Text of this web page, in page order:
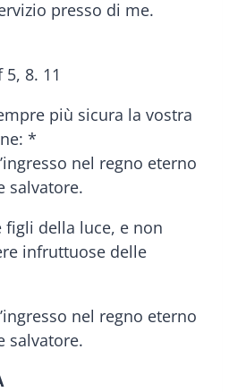
presso di me.
5, 8. 11
più sicura la vostra
*
nel regno eterno
salvatore.
della luce, e non
infruttuose delle
nel regno eterno
salvatore.